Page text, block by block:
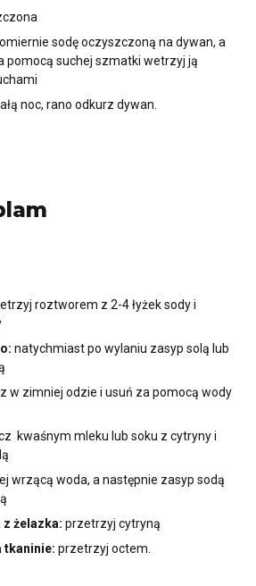
sodę oczyszczoną na dywan, a
pomocą suchej szmatki wetrzyj ją
noc, rano odkurz dywan.
roztworem z 2-4 łyżek sody i
natychmiast po wylaniu zasyp solą lub
w zimniej odzie i usuń za pomocą wody
kwaśnym mleku lub soku z cytryny i
wrzącą woda, a następnie zasyp sodą
z żelazka: przetrzyj cytryną
tkaninie: przetrzyj octem.